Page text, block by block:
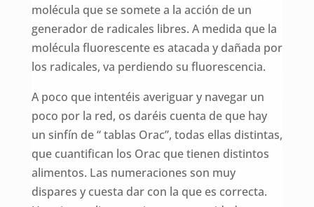
molécula que se somete a la acción de un
generador de radicales libres. A medida que la
molécula fluorescente es atacada y dañada por
los radicales, va perdiendo su fluorescencia.
A poco que intentéis averiguar y navegar un
poco por la red, os daréis cuenta de que hay
un sinfín de “ tablas Orac”, todas ellas distintas,
que cuantifican los Orac que tienen distintos
alimentos. Las numeraciones son muy
dispares y cuesta dar con la que es correcta.